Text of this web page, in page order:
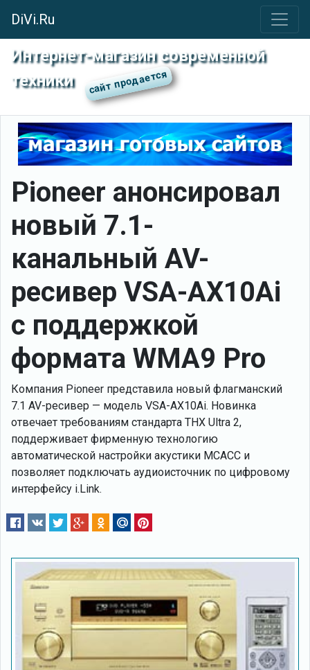
DiVi.Ru
Интернет-магазин современной
техники
Pioneer анонсировал
новый 7.1-
канальный AV-
ресивер VSA-AX10Ai
с поддержкой
формата WMA9 Pro
Компания Pioneer представила новый флагманский
7.1 AV-ресивер — модель VSA-AX10Ai. Новинка
отвечает требованиям стандарта THX Ultra 2,
поддерживает фирменную технологию
автоматической настройки акустики MCACC и
позволяет подключать аудиоисточник по цифровому
интерфейсу i.Link.